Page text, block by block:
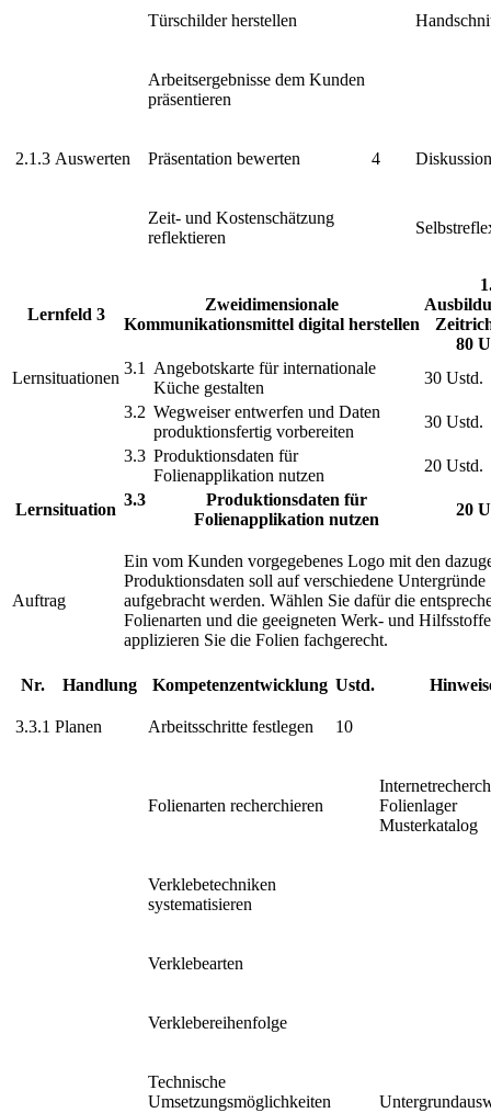
Türschilder herstellen
Arbeitsergebnisse dem Kunden
präsentieren
2.1.3 Auswerten Präsentation bewerten 4 Diskussion
Zeit- und Kostenschätzung
reflektieren
Lernfeld 3
Zweidimensionale
Kommunikationsmittel digital herstellen
80
Lernsituationen
3.1
Angebotskarte für internationale
Küche gestalten
30 Ustd.
3.2 Wegweiser entwerfen und Daten
produktionsfertig vorbereiten
30 Ustd.
3.3 Produktionsdaten für
Folienapplikation nutzen
20 Ustd.
Lernsituation
3.3
Produktionsdaten für
Folienapplikation nutzen
20
Auftrag
Ein vom Kunden vorgegebenes Logo mit den
Produktionsdaten soll auf verschiedene Untergründe
aufgebracht werden. Wählen Sie dafür die
Folienarten und die geeigneten Werk- und
applizieren Sie die Folien fachgerecht.
Nr. Handlung Kompetenzentwicklung Ustd.
3.3.1 Planen Arbeitsschritte festlegen 10
Folienarten recherchieren
Folienlager
Musterkatalog
Verklebetechniken
systematisieren
Verklebearten
Verklebereihenfolge
Technische
Umsetzungsmöglichkeiten